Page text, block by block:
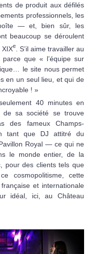
de produit aux défilés
professionnels, les
— et, bien sûr, les
beaucoup se déroulent
XIXe
. S’il aime travailler au
parce que « l’équipe sur
le site nous permet
en un seul lieu, et qui de
! »
40 minutes en
sa société se trouve
des fameux Champs-
tant que DJ attitré du
Royal — ce qui ne
le monde entier, de la
pour des clients tels que
cosmopolitisme, cette
et internationale
idéal, ici, au Château